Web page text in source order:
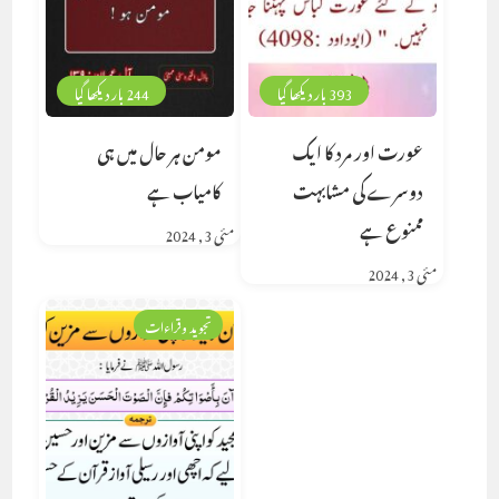
244 بار دیکھا گیا
مومن ہر حال میں ہی
کامیاب ہے
مئی 3, 2024
393 بار دیکھا گیا
عورت اور مرد کا ایک
دوسرے کی مشابہت
ممنوع ہے
مئی 3, 2024
تجوید وقراءات